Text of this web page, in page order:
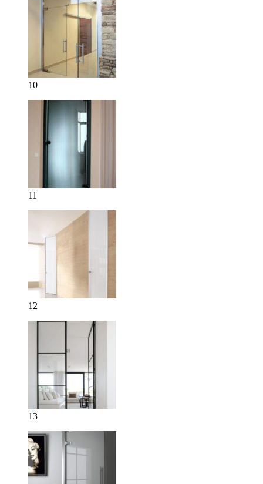
10
11
12
13